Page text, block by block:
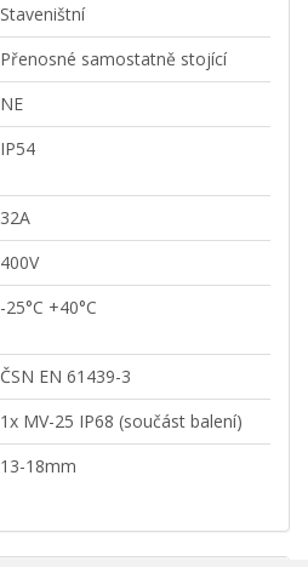
Staveništní
Přenosné samostatně stojící
NE
IP54
32A
400V
-25°C +40°C
ČSN EN 61439-3
1x MV-25 IP68 (součást balení)
13-18mm